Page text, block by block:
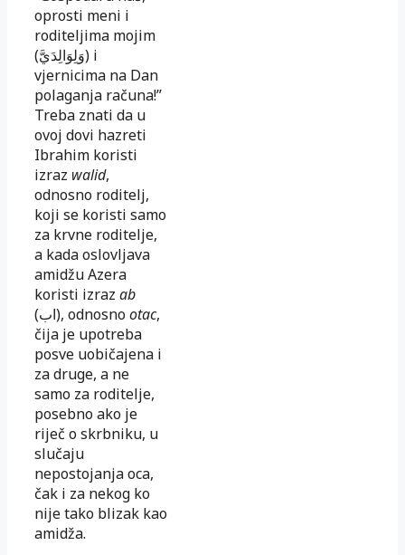
oprosti meni i
roditeljima mo­jim
(وَلِوَالِدَيَّ) i
vjernicima na Dan
polaganja računa!”
Treba znati da u
ovoj dovi ha­zre­ti
Ibrahim koristi
izraz walid,
odnosno roditelj,
koji se koristi samo
za krvne ro­di­te­lje,
a kada oslovljava
amidžu Azera
koristi izraz ab
(اب), odnosnootac,
čija je upo­treba
posve uobičajena i
za druge, a ne
samo za roditelje,
posebno ako je
riječ o skrb­niku, u
slučaju
nepostojanja oca,
čak i za nekog ko
nije tako blizak kao
amidža.